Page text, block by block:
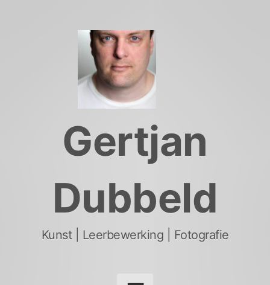
Gertjan
Dubbeld
Kunst | Leerbewerking | Fotografie